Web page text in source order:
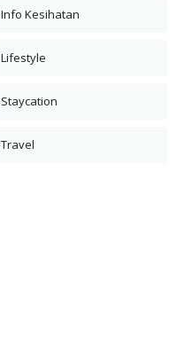
Info Kesihatan
Lifestyle
Staycation
Travel